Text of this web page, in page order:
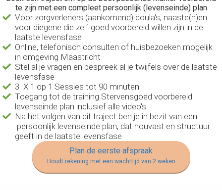
te zijn met een compleet persoonlijk (levenseinde) plan
Voor zorgverleners (aankomend) doula's, naaste(n)en
voor diegene die zelf goed voorbereid willen zijn in de
laatste levensfase
Online, telefonisch consulten of huisbezoeken mogelijk
in omgeving Maastricht
Stel al je vragen en bespreek al je twijfels over de laatste
levensfase
3 X 1 op 1 Sessies tot 90 minuten
Toegang tot de training Stervensgoed voorbereid
levenseinde plan inclusief alle video's
Na het volgen van dit traject ben je in bezit van een
persoonlijk levenseinde plan, dat houvast en structuur
geeft in de laatste levensfase
Plan de eerste afspraak
Houdt rekening met een wachttijd van 2 weken